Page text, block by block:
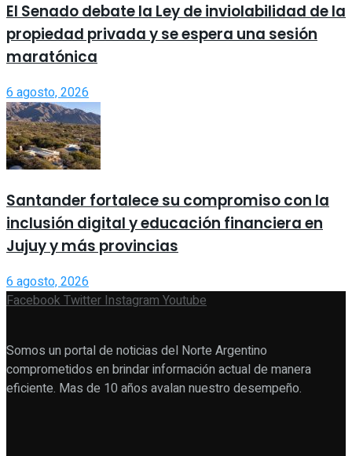
El Senado debate la Ley de inviolabilidad de la
propiedad privada y se espera una sesión
maratónica
6 agosto, 2026
Santander fortalece su compromiso con la
inclusión digital y educación financiera en
Jujuy y más provincias
6 agosto, 2026
FacebookTwitterInstagramYoutube
Somos un portal de noticias del Norte Argentino
comprometidos en brindar información actual de manera
eficiente. Mas de 10 años avalan nuestro desempeño.